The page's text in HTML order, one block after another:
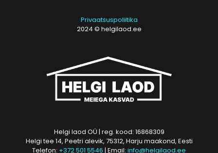
Privaatsuspoliitika
2024 © helgilaod.ee
Helgi laod OÜ | reg. kood: 16868309
Helgi tee 14, Peetri alevik, 75312, Harju maakond, Eesti
Telefon: +372 501 5546 | Email: info@helgilaod.ee